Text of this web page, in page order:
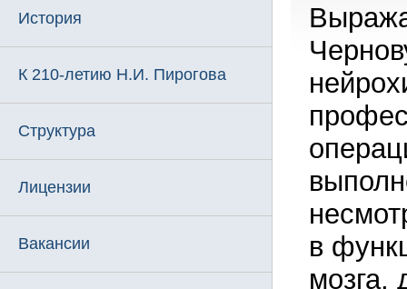
История
К 210-летию Н.И. Пирогова
Структура
Лицензии
Вакансии
в
мозга,